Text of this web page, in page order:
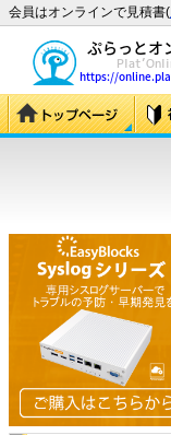
会員はオンラインで見積書(